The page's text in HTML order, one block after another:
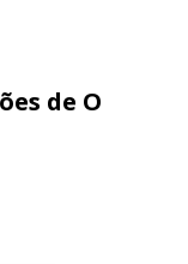
de O